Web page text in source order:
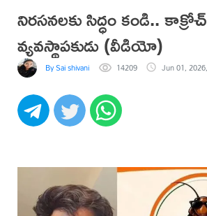
నిరసనలకు సిద్ధం కండి..
వ్యవస్థాపకుడు (వీడియో)
By Sai shivani 14209 Jun 01,